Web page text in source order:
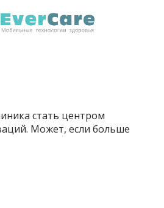
стать центром
Может, если больше